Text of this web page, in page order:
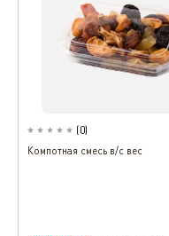
(0)
Компотная смесь в/с вес